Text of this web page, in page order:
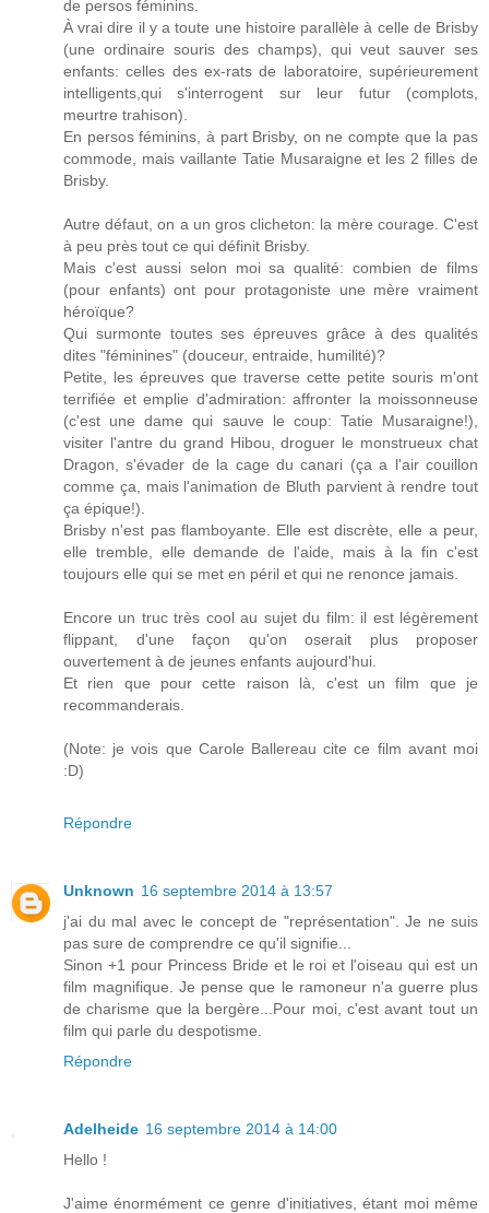
de persos féminins.
À vrai dire il y a toute une histoire parallèle à celle de Brisby
(une ordinaire souris des champs), qui veut sauver ses
enfants: celles des ex-rats de laboratoire, supérieurement
intelligents,qui s'interrogent sur leur futur (complots,
meurtre trahison).
En persos féminins, à part Brisby, on ne compte que la pas
commode, mais vaillante Tatie Musaraigne et les 2 filles de
Brisby.
Autre défaut, on a un gros clicheton: la mère courage. C'est
à peu près tout ce qui définit Brisby.
Mais c'est aussi selon moi sa qualité: combien de films
(pour enfants) ont pour protagoniste une mère vraiment
héroïque?
Qui surmonte toutes ses épreuves grâce à des qualités
dites "féminines" (douceur, entraide, humilité)?
Petite, les épreuves que traverse cette petite souris m'ont
terrifiée et emplie d'admiration: affronter la moissonneuse
(c'est une dame qui sauve le coup: Tatie Musaraigne!),
visiter l'antre du grand Hibou, droguer le monstrueux chat
Dragon, s'évader de la cage du canari (ça a l'air couillon
comme ça, mais l'animation de Bluth parvient à rendre tout
ça épique!).
Brisby n'est pas flamboyante. Elle est discrète, elle a peur,
elle tremble, elle demande de l'aide, mais à la fin c'est
toujours elle qui se met en péril et qui ne renonce jamais.
Encore un truc très cool au sujet du film: il est légèrement
flippant, d'une façon qu'on oserait plus proposer
ouvertement à de jeunes enfants aujourd'hui.
Et rien que pour cette raison là, c'est un film que je
recommanderais.
(Note: je vois que Carole Ballereau cite ce film avant moi
:D)
Répondre
Unknown 16 septembre 2014 à 13:57
j'ai du mal avec le concept de "représentation". Je ne suis
pas sure de comprendre ce qu'il signifie...
Sinon +1 pour Princess Bride et le roi et l'oiseau qui est un
film magnifique. Je pense que le ramoneur n'a guerre plus
de charisme que la bergère...Pour moi, c'est avant tout un
film qui parle du despotisme.
Répondre
Adelheide 16 septembre 2014 à 14:00
Hello !
J'aime énormément ce genre d'initiatives, étant moi même